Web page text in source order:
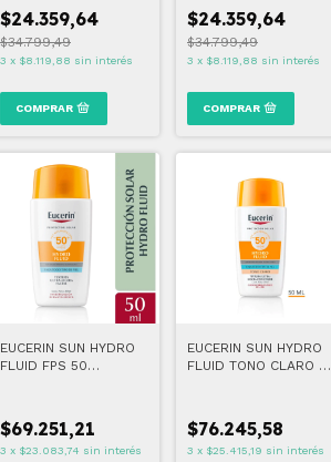
$24.359,64
$34.799,49
3 x $8.119,88 sin interés
$24.359,64
$34.799,49
3 x $8.119,88 sin interés
EUCERIN SUN HYDRO
FLUID FPS 50
$69.251,21
3 x $23.083,74 sin interés
EUCERIN SUN HYDRO
FLUID TONO CLARO 50
$76.245,58
3 x $25.415,19 sin interés